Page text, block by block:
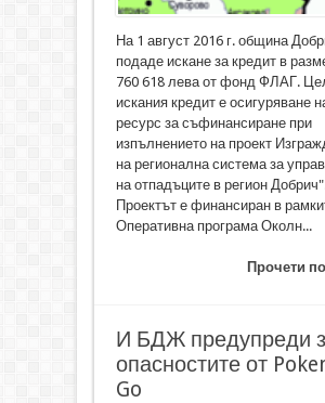
На 1 август 2016 г. община
подаде искане за кредит в
760 618 лева от фонд ФЛАГ.
искания кредит е осигуряване
ресурс за съфинансиране при
изпълнението на проект
на регионална система за
на отпадъците в регион
Проектът е финансиран в
Оперативна програма Околн...
Прочети
И БДЖ предупреди
опасностите от
Go